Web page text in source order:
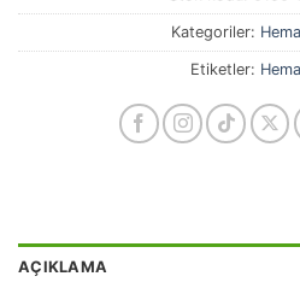
Kategoriler:
Etiketler:
AÇIKLAMA